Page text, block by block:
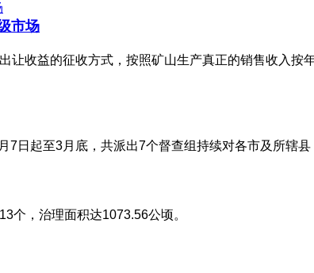
市场
收益的征收方式，按照矿山生产真正的销售收入
日起至3月底，共派出7个督查组持续对各市及所辖
个，治理面积达1073.56公顷。